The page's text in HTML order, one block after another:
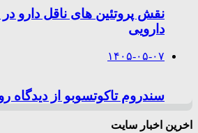
نقش پروتئین های ناقل دارو در
دارویی
۱۴۰۵-۰۵-۰۷
سندروم تاکوتسوبو از دیدگاه
اخرین اخبار سایت